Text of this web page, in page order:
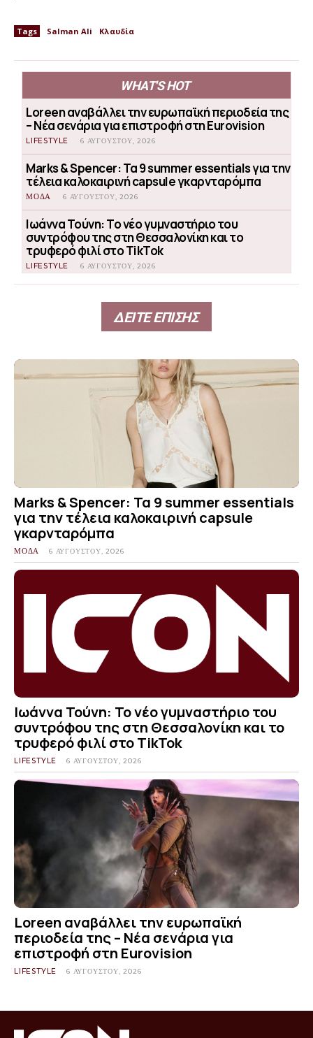
Tags Salman Ali Κλαυδία
WHAT'S HOT
Loreen αναβάλλει την ευρωπαϊκή περιοδεία της
– Νέα σενάρια για επιστροφή στη Eurovision
LIFESTYLE 6 ΑΥΓΟΎΣΤΟΥ, 2026
Marks & Spencer: Τα 9 summer essentials για την
τέλεια καλοκαιρινή capsule γκαρνταρόμπα
ΜΟΔΑ 6 ΑΥΓΟΎΣΤΟΥ, 2026
Ιωάννα Τούνη: Το νέο γυμναστήριο του
συντρόφου της στη Θεσσαλονίκη και το
τρυφερό φιλί στο TikTok
LIFESTYLE 6 ΑΥΓΟΎΣΤΟΥ, 2026
ΔΕΙΤΕ ΕΠΙΣΗΣ
Marks & Spencer: Τα 9 summer essentials
για την τέλεια καλοκαιρινή capsule
γκαρνταρόμπα
ΜΟΔΑ 6 ΑΥΓΟΎΣΤΟΥ, 2026
Ιωάννα Τούνη: Το νέο γυμναστήριο του
συντρόφου της στη Θεσσαλονίκη και το
τρυφερό φιλί στο TikTok
LIFESTYLE 6 ΑΥΓΟΎΣΤΟΥ, 2026
Loreen αναβάλλει την ευρωπαϊκή
περιοδεία της – Νέα σενάρια για
επιστροφή στη Eurovision
LIFESTYLE 6 ΑΥΓΟΎΣΤΟΥ, 2026